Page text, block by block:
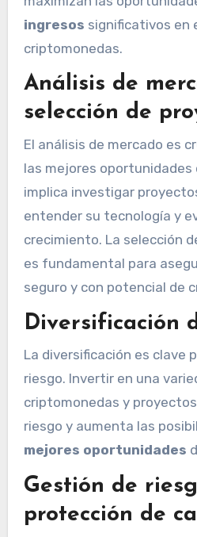
ingresos significativos en
criptomonedas.
Análisis de
selección de
El análisis de mercado es
las mejores oportunidades
implica investigar
entender su tecnología y
crecimiento. La selección
es fundamental para
seguro y con potencial de
Diversificación
La diversificación es clave
riesgo. Invertir en una
criptomonedas y
riesgo y aumenta las
mejores oportunidades
Gestión de
protección de